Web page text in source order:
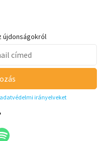
újdonságokról
adatvédelmi irányelveket